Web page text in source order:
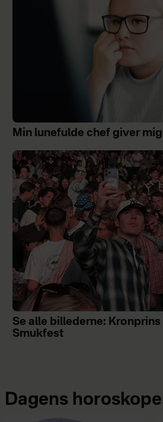
Min lunefulde chef giver
Se alle billederne:
Smukfest
Dagens